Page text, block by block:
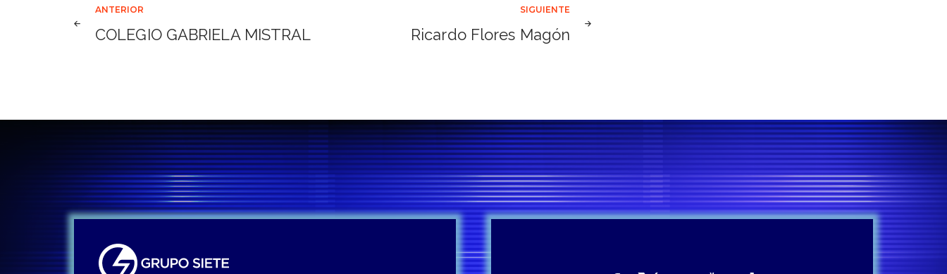
Navegación
ANTERIOR
COLEGIO GABRIELA MISTRAL
SIGUIENTE
Ricardo Flores Magón